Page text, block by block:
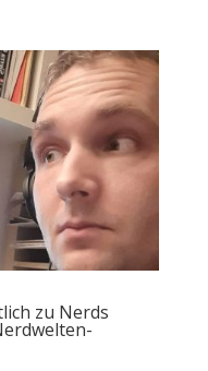
zu Nerds